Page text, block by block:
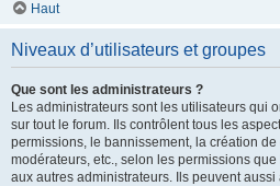
Haut
Niveaux d’utilisateurs et groupes
Que sont les administrateurs ?
Les administrateurs sont les utilisateurs qui
sur tout le forum. Ils contrôlent tous les
permissions, le bannissement, la création de
modérateurs, etc., selon les permissions
aux autres administrateurs. Ils peuvent